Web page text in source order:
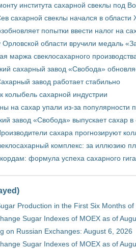
института сахарной свеклы под
сахарной свеклы начался в области
попытки ввести налог на
Орловской области вручили медаль
маржа свеклосахарного
сахарный завод «Свобода»
завод работает стабильно
колыбель сахарной индустрии
на сахар упали из-за популярности
завод «Свобода» выпускает сахар в
сахара прогнозируют
комплекс: за иллюзию
формула успеха сахарного
Production in the First Six Months of
Sugar Indexes of MOEX as of
on Russian Exchanges: August 6, 2026
Sugar Indexes of MOEX as of